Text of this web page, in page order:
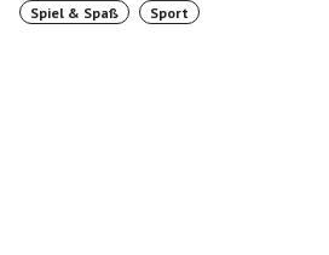
Spiel & Spaß Sport